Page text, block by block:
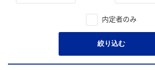
内定者のみ
絞り込む